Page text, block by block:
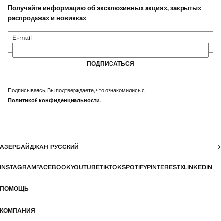
Получайте информацию об эксклюзивных акциях, закрытых
распродажах и новинках
E-mail
ПОДПИСАТЬСЯ
Подписываясь, Вы подтверждаете, что ознакомились с
Политикой конфиденциальности.
АЗЕРБАЙДЖАН·РУССКИЙ
INSTAGRAMFACEBOOKYOUTUBETIKTOKSPOTIFYPINTERESTXLINKEDIN
ПОМОЩЬ
КОМПАНИЯ